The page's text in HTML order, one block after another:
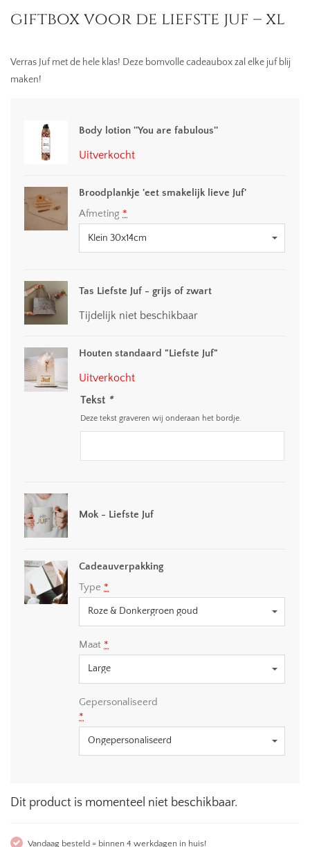
giftbox voor de liefste juf – xl
Verras Juf met de hele klas! Deze bomvolle cadeaubox zal elke juf blij
maken!
Body lotion ''You are fabulous''
Uitverkocht
Broodplankje 'eet smakelijk lieve Juf'
Afmeting *
Tas Liefste Juf - grijs of zwart
Tijdelijk niet beschikbaar
Houten standaard "Liefste Juf"
Uitverkocht
Tekst *
Deze tekst graveren wij onderaan het bordje.
Mok - Liefste Juf
Cadeauverpakking
Type *
Maat *
Gepersonaliseerd
*
Dit product is momenteel niet beschikbaar.
Vandaag besteld = binnen 4 werkdagen in huis!